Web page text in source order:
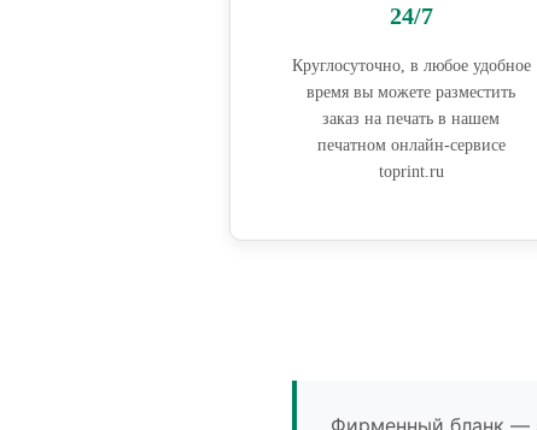
24/7
Круглосуточно, в любое удобное
время вы можете разместить
заказ на печать в нашем
печатном онлайн-сервисе
toprint.ru
Фирменный бланк —